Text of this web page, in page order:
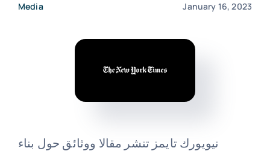
Media January 16, 2023
نيويورك تايمز تنشر مقالا ووثائق حول بناء